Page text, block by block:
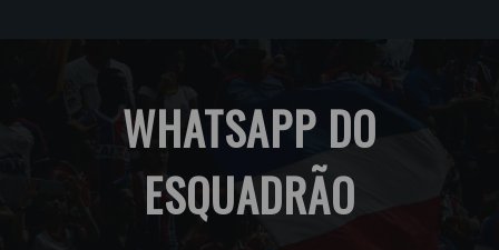
WHATSAPP DO
ESQUADRÃO